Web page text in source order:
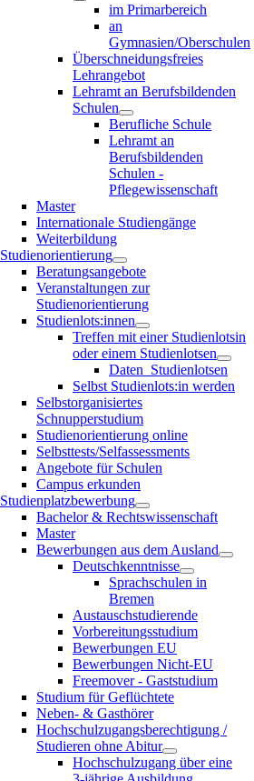
im Primarbereich
an
Gymnasien/Oberschulen
Überschneidungsfreies
Lehrangebot
Lehramt an Berufsbildenden
Schulen
Berufliche Schule
Lehramt an
Berufsbildenden
Schulen -
Pflegewissenschaft
Master
Internationale Studiengänge
Weiterbildung
Studienorientierung
Beratungsangebote
Veranstaltungen zur
Studienorientierung
Studienlots:innen
Treffen mit einer Studienlotsin
oder einem Studienlotsen
Daten_Studienlotsen
Selbst Studienlots:in werden
Selbstorganisiertes
Schnupperstudium
Studienorientierung online
Selbsttests/Selfassessments
Angebote für Schulen
Campus erkunden
Studienplatzbewerbung
Bachelor & Rechtswissenschaft
Master
Bewerbungen aus dem Ausland
Deutschkenntnisse
Sprachschulen in
Bremen
Austauschstudierende
Vorbereitungsstudium
Bewerbungen EU
Bewerbungen Nicht-EU
Freemover - Gaststudium
Studium für Geflüchtete
Neben- & Gasthörer
Hochschulzugangsberechtigung /
Studieren ohne Abitur
Hochschulzugang über eine